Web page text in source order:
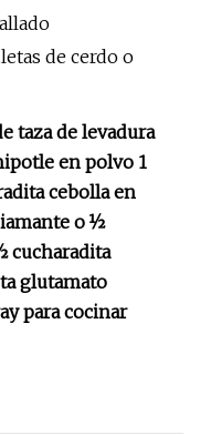
de cerdo o
taza de levadura
en polvo 1
cebolla en
o ½
cucharadita
glutamato
para cocinar